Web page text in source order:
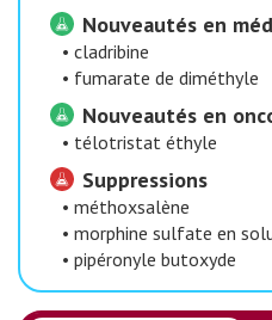
Nouveautés en
• cladribine
• fumarate de diméthyle
Nouveautés en
• télotristat éthyle
Suppressions
• méthoxsalène
• morphine sulfate en
• pipéronyle butoxyde